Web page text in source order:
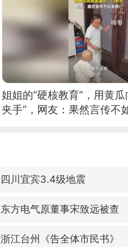
姐姐的“硬核教育”，用黄瓜
夹手”，网友：果然言传不
四川宜宾3.4级地震
东方电气原董事宋致远被查
浙江台州《告全体市民书》